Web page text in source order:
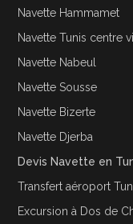
Navette Hammamet
Navette Tunis centre
Navette Nabeul
Navette Sousse
Navette Bizerte
Navette Djerba
Devis Navette en
Transfert aéroport
Excursion à Dos de